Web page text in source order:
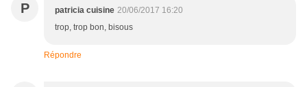
P patricia cuisine 20/06/2017 16:20
trop, trop bon, bisous
Répondre